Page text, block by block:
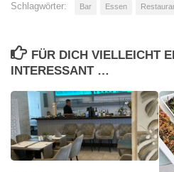
Schlagwörter: Bar Essen
FÜR DICH VIELLEICHT
INTERESSANT …